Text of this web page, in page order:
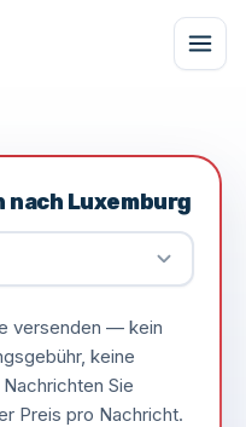
nach Luxemburg
versenden — kein
keine
Sie
Preis pro Nachricht.